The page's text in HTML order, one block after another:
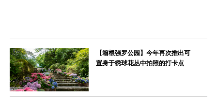
【箱根强罗公园】今年再次推出可
置身于绣球花丛中拍照的打卡点